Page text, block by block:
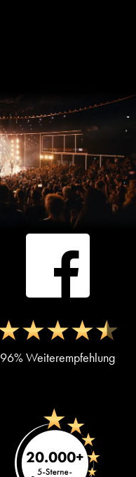
96% Weiterempfehlung